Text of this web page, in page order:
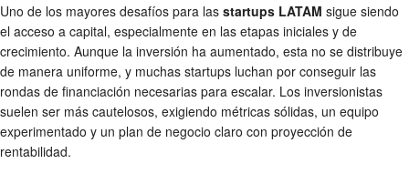
Uno de los mayores desafíos para las startups LATAM sigue siendo
el acceso a capital, especialmente en las etapas iniciales y de
crecimiento. Aunque la inversión ha aumentado, esta no se distribuye
de manera uniforme, y muchas startups luchan por conseguir las
rondas de financiación necesarias para escalar. Los inversionistas
suelen ser más cautelosos, exigiendo métricas sólidas, un equipo
experimentado y un plan de negocio claro con proyección de
rentabilidad.